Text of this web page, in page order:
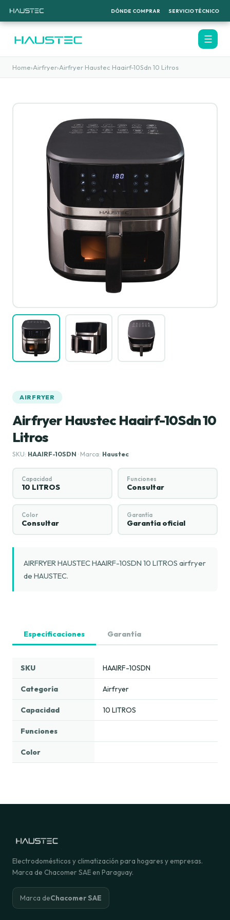
DÓNDE COMPRAR SERVICIO TÉCNICO
☰
Home›Airfryer›Airfryer Haustec Haairf-10Sdn 10 Litros
AIRFRYER
Airfryer Haustec Haairf-10Sdn 10
Litros
SKU: HAAIRF-10SDN · Marca: Haustec
Capacidad
10 LITROS
Funciones
Consultar
Color
Consultar
Garantía
Garantía oficial
AIRFRYER HAUSTEC HAAIRF-10SDN 10 LITROS airfryer
de HAUSTEC.
Especificaciones Garantía
SKU HAAIRF-10SDN
Categoría Airfryer
Capacidad 10 LITROS
Funciones
Color
Electrodomésticos y climatización para hogares y empresas.
Marca de Chacomer SAE en Paraguay.
Marca deChacomer SAE